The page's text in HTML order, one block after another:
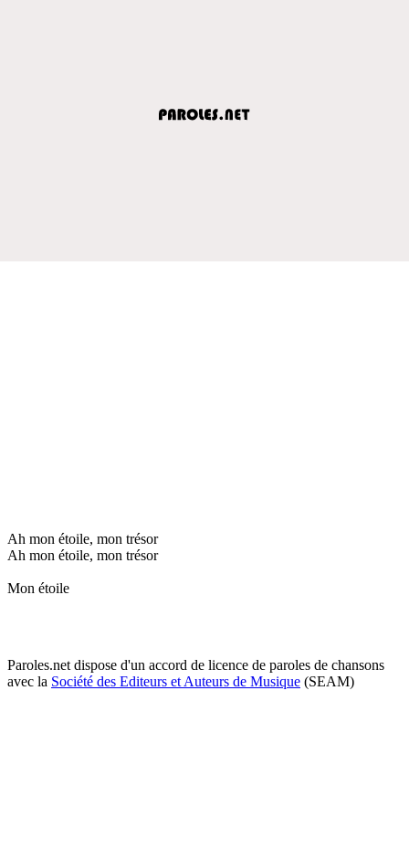
Ah mon étoile, mon trésor
Ah mon étoile, mon trésor
Mon étoile
Paroles.net dispose d'un accord de licence de paroles de chansons
avec la Société des Editeurs et Auteurs de Musique (SEAM)